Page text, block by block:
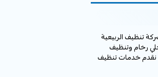
تنظيف الربيعية
رخام وتنظيف
نقدم خدمات تنظيف